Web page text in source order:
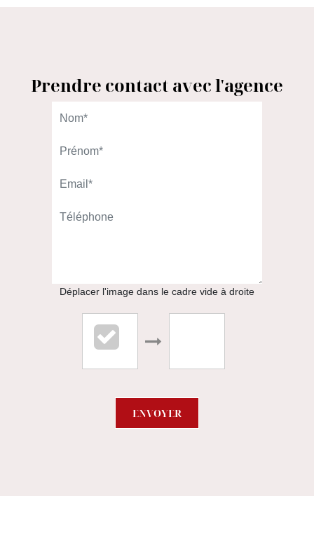
Prendre contact avec l'agence
Déplacer l'image dans le cadre vide à droite
ENVOYER